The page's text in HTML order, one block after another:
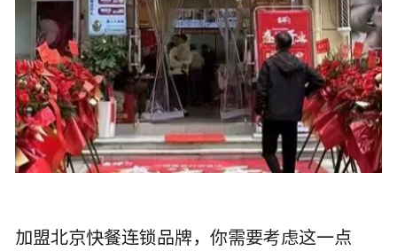
加盟北京快餐连锁品牌，你需要考虑这一点